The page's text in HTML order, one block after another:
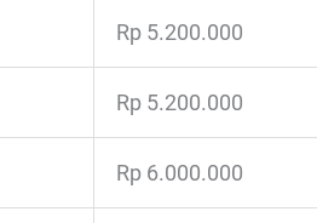
Rp 5.200.000
Rp 5.200.000
Rp 6.000.000